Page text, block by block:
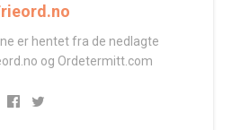
er hentet fra de nedlagte
og Ordetermitt.com